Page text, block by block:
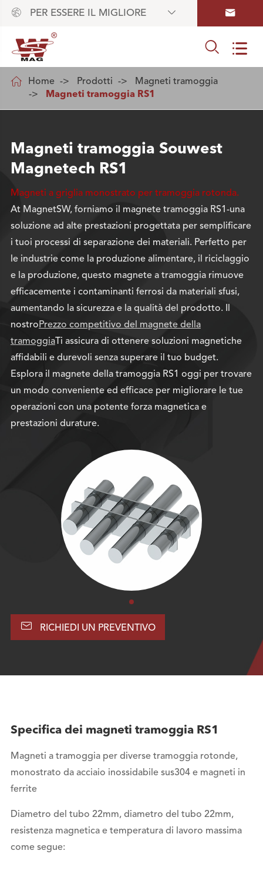
 PER ESSERE IL MIGLIORE  
 
 Home Prodotti
Magneti tramoggia
Magneti tramoggia RS1
Magneti tramoggia Souwest
Magnetech RS1
Magneti a griglia monostrato per tramoggia rotonda.
At MagnetSW, forniamo il magnete tramoggia RS1-una
soluzione ad alte prestazioni progettata per semplificare
i tuoi processi di separazione dei materiali. Perfetto per
le industrie come la produzione alimentare, il riciclaggio
e la produzione, questo magnete a tramoggia rimuove
efficacemente i contaminanti ferrosi da materiali sfusi,
aumentando la sicurezza e la qualità del prodotto. Il
nostro Prezzo competitivo del magnete della
tramoggiaTi assicura di ottenere soluzioni magnetiche
affidabili e durevoli senza superare il tuo budget.
Esplora il magnete della tramoggia RS1 oggi per trovare
un modo conveniente ed efficace per migliorare le tue
operazioni con una potente forza magnetica e
prestazioni durature.
 RICHIEDI UN PREVENTIVO
Specifica dei magneti tramoggia RS1
Magneti a tramoggia per diverse tramoggia rotonde,
monostrato da acciaio inossidabile sus304 e magneti in
ferrite
Diametro del tubo 22mm, diametro del tubo 22mm,
resistenza magnetica e temperatura di lavoro massima
come segue: